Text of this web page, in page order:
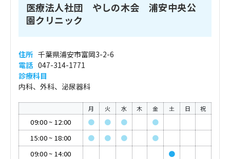
医療法人社団 やしの木会 浦安中央公
園クリニック
住所 千葉県浦安市富岡3-2-6
電話 047-314-1771
診療科目
内科、外科、泌尿器科
月 火 水 木 金 土 日 祝
09:00~ 12:00 ● ● ●
●
15:00~ 18:00 ● ● ●
●
09:00~ 14:00 ●